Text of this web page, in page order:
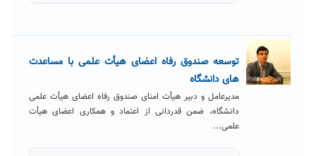
توسعه صندوق رفاه اعضای هیأت علمی با مساعدت
های دانشگاه
مدیرعامل و دبیر هیأت امنای صندوق رفاه اعضای هیأت علمی
دانشگاه، ضمن قدردانی از اعتماد و همکاری اعضای هیأت
علمی...